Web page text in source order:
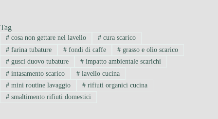
Tag
#cosa non gettare nel lavello #cura scarico
#farina tubature #fondi di caffe # grasso e olio scarico
#gusci duovo tubature #impatto ambientale scarichi
#intasamento scarico #lavello cucina
#mini routine lavaggio #rifiuti organici cucina
#smaltimento rifiuti domestici